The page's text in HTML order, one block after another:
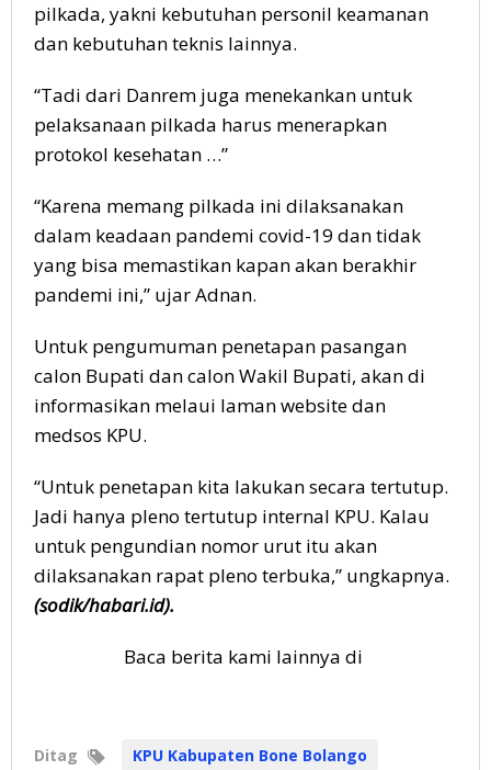
pilkada, yakni kebutuhan personil keamanan
dan kebutuhan teknis lainnya.
“Tadi dari Danrem juga menekankan untuk
pelaksanaan pilkada harus menerapkan
protokol kesehatan …”
“Karena memang pilkada ini dilaksanakan
dalam keadaan pandemi covid-19 dan tidak
yang bisa memastikan kapan akan berakhir
pandemi ini,” ujar Adnan.
Untuk pengumuman penetapan pasangan
calon Bupati dan calon Wakil Bupati, akan di
informasikan melaui laman website dan
medsos KPU.
“Untuk penetapan kita lakukan secara tertutup.
Jadi hanya pleno tertutup internal KPU. Kalau
untuk pengundian nomor urut itu akan
dilaksanakan rapat pleno terbuka,” ungkapnya.
(sodik/habari.id).
Baca berita kami lainnya di
Ditag
KPU Kabupaten Bone Bolango